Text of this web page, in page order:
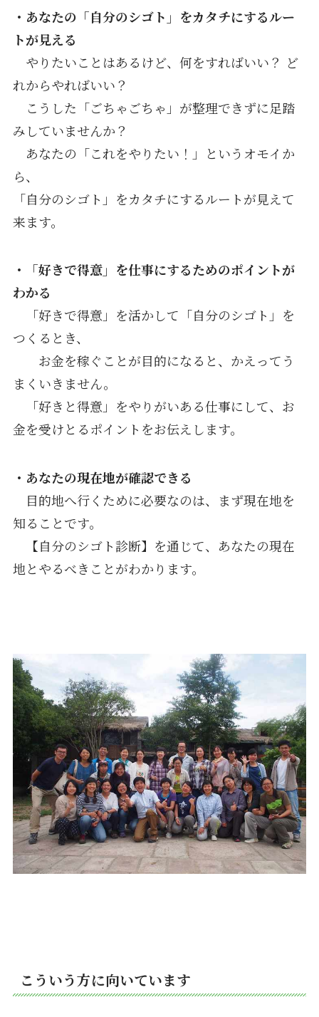
・あなたの「自分のシゴト」をカタチにするルー
トが見える
やりたいことはあるけど、何をすればいい？ ど
れからやればいい？
こうした「ごちゃごちゃ」が整理できずに足踏
みしていませんか？
あなたの「これをやりたい！」というオモイか
ら、
「自分のシゴト」をカタチにするルートが見えて
来ます。
・「好きで得意」を仕事にするためのポイントが
わかる
「好きで得意」を活かして「自分のシゴト」を
つくるとき、
お金を稼ぐことが目的になると、かえってう
まくいきません。
「好きと得意」をやりがいある仕事にして、お
金を受けとるポイントをお伝えします。
・あなたの現在地が確認できる
目的地へ行くために必要なのは、まず現在地を
知ることです。
【自分のシゴト診断】を通じて、あなたの現在
地とやるべきことがわかります。
こういう方に向いています